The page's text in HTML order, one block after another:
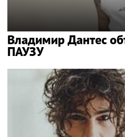
Владимир Дантес
ПАУЗУ